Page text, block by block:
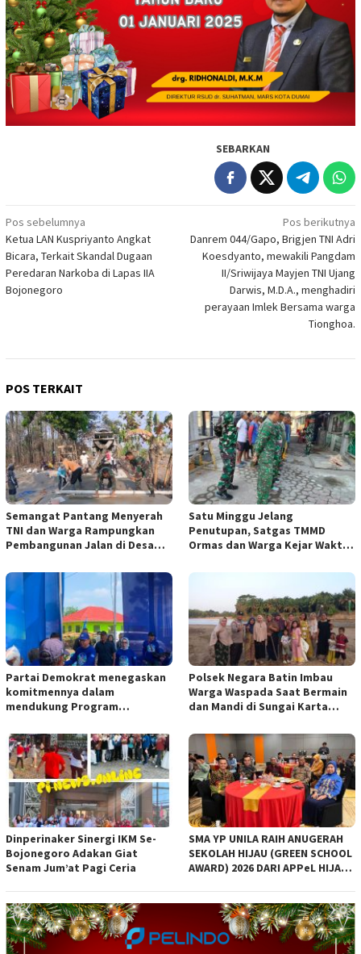
SEBARKAN
Navigasi
pos
Pos sebelumnya
Ketua LAN Kuspriyanto Angkat
Bicara, Terkait Skandal Dugaan
Peredaran Narkoba di Lapas IIA
Bojonegoro
Pos berikutnya
Danrem 044/Gapo, Brigjen TNI Adri
Koesdyanto, mewakili Pangdam
II/Sriwijaya Mayjen TNI Ujang
Darwis, M.D.A., menghadiri
perayaan Imlek Bersama warga
Tionghoa.
POS TERKAIT
Semangat Pantang Menyerah
TNI dan Warga Rampungkan
Pembangunan Jalan di Desa
Satu Minggu Jelang
Penutupan, Satgas TMMD
Ormas dan Warga Kejar Waktu
Partai Demokrat menegaskan
komitmennya dalam
mendukung Program
dan Indah (ASRI) gagasan
Presiden
Polsek Negara Batin Imbau
Warga Waspada Saat Bermain
dan Mandi di Sungai Karta
Dinperinaker Sinergi IKM Se-
Bojonegoro Adakan Giat
Senam Jum’at Pagi Ceria
SMA YP UNILA RAIH ANUGERAH
SEKOLAH HIJAU (GREEN SCHOOL
AWARD) 2026 DARI APPeL HIJAU